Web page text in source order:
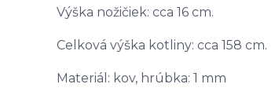
Výška nožičiek: cca 16 cm.
Celková výška kotliny: cca 158 cm.
Materiál: kov, hrúbka: 1 mm